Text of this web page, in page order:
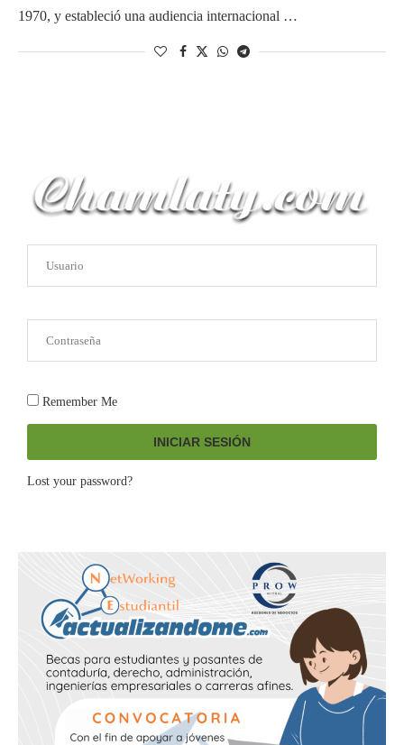
1970, y estableció una audiencia internacional …
Remember Me
INICIAR SESIÓN
Lost your password?